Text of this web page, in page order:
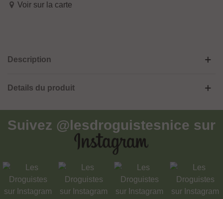
Voir sur la carte
Description
Details du produit
Suivez @lesdroguistesnice sur